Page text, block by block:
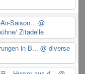
Saison... @
Zitadelle
in B... @ diverse